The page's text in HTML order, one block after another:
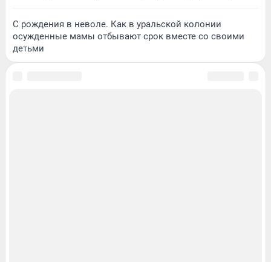
С рождения в неволе. Как в уральской колонии
осужденные мамы отбывают срок вместе со своими
детьми